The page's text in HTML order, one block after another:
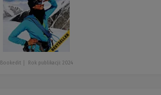
Bookedit Rok publikacji: 2024